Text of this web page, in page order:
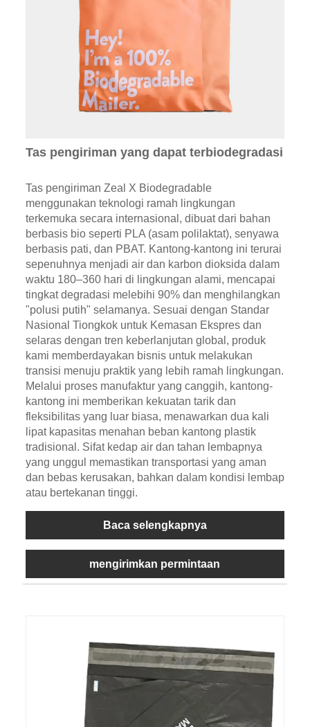
Tas pengiriman yang dapat terbiodegradasi
Tas pengiriman Zeal X Biodegradable
menggunakan teknologi ramah lingkungan
terkemuka secara internasional, dibuat dari bahan
berbasis bio seperti PLA (asam polilaktat), senyawa
berbasis pati, dan PBAT. Kantong-kantong ini terurai
sepenuhnya menjadi air dan karbon dioksida dalam
waktu 180–360 hari di lingkungan alami, mencapai
tingkat degradasi melebihi 90% dan menghilangkan
"polusi putih" selamanya. Sesuai dengan Standar
Nasional Tiongkok untuk Kemasan Ekspres dan
selaras dengan tren keberlanjutan global, produk
kami memberdayakan bisnis untuk melakukan
transisi menuju praktik yang lebih ramah lingkungan.
Melalui proses manufaktur yang canggih, kantong-
kantong ini memberikan kekuatan tarik dan
fleksibilitas yang luar biasa, menawarkan dua kali
lipat kapasitas menahan beban kantong plastik
tradisional. Sifat kedap air dan tahan lembapnya
yang unggul memastikan transportasi yang aman
dan bebas kerusakan, bahkan dalam kondisi lembap
atau bertekanan tinggi.
Baca selengkapnya
mengirimkan permintaan